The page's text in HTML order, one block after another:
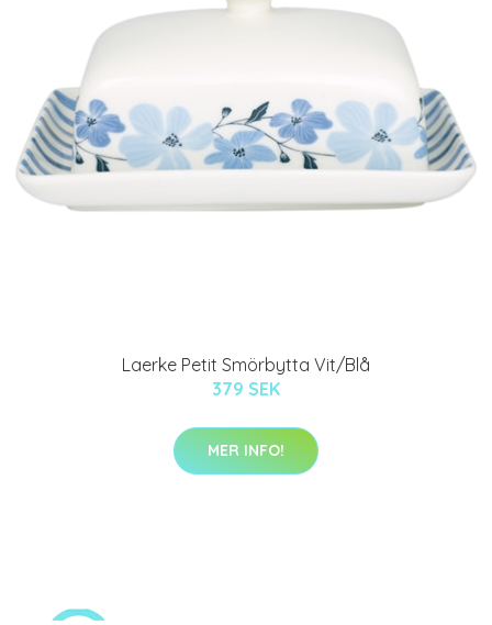
Laerke Petit Smörbytta Vit/Blå
379 SEK
MER INFO!